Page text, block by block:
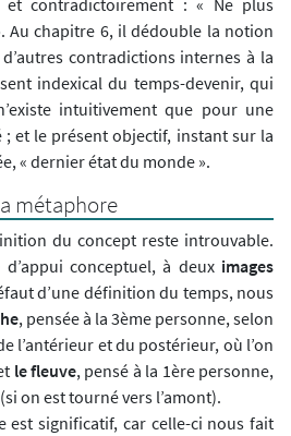
Au chapitre 6, il dédouble la notion
contradictions internes à la
indexical du temps-devenir, qui
intuitivement que pour une
; et le présent objectif, instant sur la
« dernier état du monde ».
métaphore
du concept reste introuvable.
conceptuel, à deux images
d’une définition du temps, nous
, pensée à la 3ème personne, selon
l’antérieur et du postérieur, où l’on
le fleuve, pensé à la 1ère personne,
on est tourné vers l’amont).
est significatif, car celle-ci nous fait